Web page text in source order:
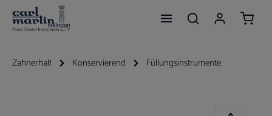
Zum Hauptinhalt springen
Zahnerhalt Konservierend Füllungsinstrumente